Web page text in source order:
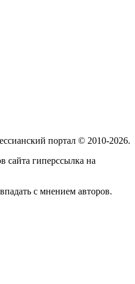
портал © 2010-2026.
сайта гиперссылка на
с мнением авторов.